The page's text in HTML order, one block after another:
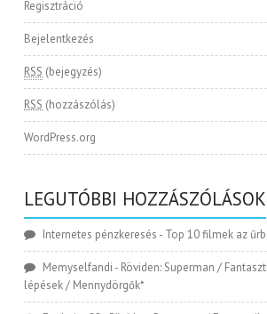
Regisztráció
Bejelentkezés
RSS (bejegyzés)
RSS (hozzászólás)
WordPress.org
LEGUTÓBBI HOZZÁSZÓLÁSOK
Internetes pénzkeresés - Top 10 filmek az
Memyselfandi - Röviden: Superman /
lépések / Mennydörgők*